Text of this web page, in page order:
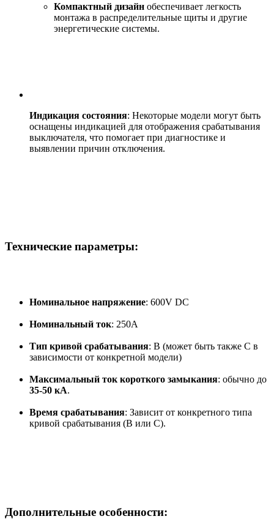
Компактный дизайн обеспечивает легкость
монтажа в распределительные щиты и другие
энергетические системы.
Индикация состояния: Некоторые модели могут быть
оснащены индикацией для отображения срабатывания
выключателя, что помогает при диагностике и
выявлении причин отключения.
Технические параметры:
Номинальное напряжение: 600V DC
Номинальный ток: 250A
Тип кривой срабатывания: B (может быть также C в
зависимости от конкретной модели)
Максимальный ток короткого замыкания: обычно до
35-50 кА.
Время срабатывания: Зависит от конкретного типа
кривой срабатывания (B или C).
Дополнительные особенности: